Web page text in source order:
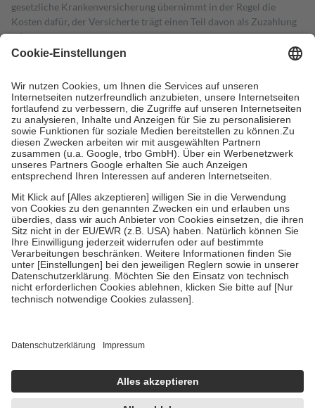
gesetzliche Krankenversicherung übernimmt in der Regel die
Kosten dafür, der Versicherte trägt einen Teil davon als Zuzahlung
mit.
Grundsätzlich leisten Mitglieder Zuzahlungen in Höhe von zehn
höchstens zehn Euro.
Es sind jedoch nie mehr als die tatsächlichen
Kosten der Leistung zu entrichten.
Diese Regeln gelten grundsätzlich auch für Online-Apotheken.
Bei Heilmitteln und häuslicher Krankenpflege beträgt die
Zuzahlung zehn Prozent der Kosten sowie zehn Euro je
Verordnung.
Um das Engagement der Versicherten für ihre eigene Gesundheit zu
stärken und die besondere Stellung der Familie zu unterstützen,
fallenkeine Zuzahlungenan bei:
• Kindern und Jugendlichen bis zum vollendeten 18. Lebensjahr
mit Ausnahme der Fahrkosten
• Untersuchungen zur Vorsorge und Früherkennung, die von der
GKV getragen werden
• empfohlenen Schutzimpfungen
• Harn- und Blutteststreifen
getroffen, um sicherzustellen, dass es sich um echte Bewertungen
https://help.etrusted.com/hc/de/articles/4419944605341
Einige Bilder und Inhalte wurden unter Zuhilfenahme künstlicher